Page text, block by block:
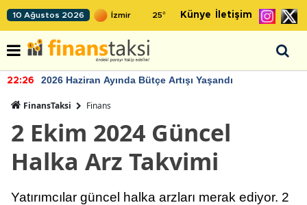
10 Ağustos 2026 25° Künye İletişim
22:26 2026 Haziran Ayında Bütçe Artışı Yaşandı
FinansTaksi Finans
2 Ekim 2024 Güncel
Halka Arz Takvimi
Yatırımcılar güncel halka arzları merak ediyor. 2